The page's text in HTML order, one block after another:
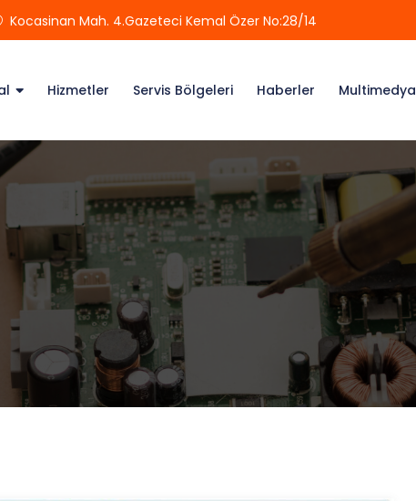
Kocasinan Mah. 4.Gazeteci Kemal Özer No:28/14
Hizmetler Servis Bölgeleri Haberler Multimedya